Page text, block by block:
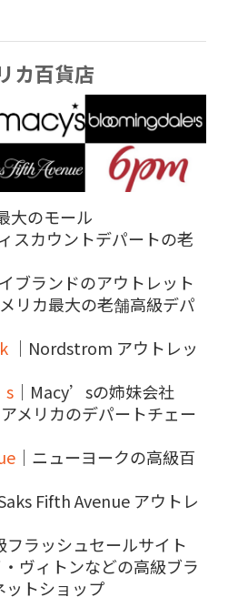
カ百貨店
大のモール
ィスカウントデパートの老
ブランドのアウトレット
メリカ最大の老舗高級デパ
｜Nordstrom アウトレッ
｜Macy’sの姉妹会社
メリカのデパートチェー
｜ ニューヨークの高級百
Saks Fifth Avenue アウトレ
フラッシュセールサイト
・ヴィトンなどの高級ブラ
ットショップ